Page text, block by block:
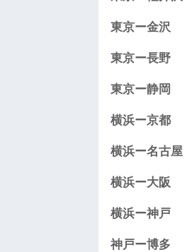
東京ー金沢
東京ー長野
東京ー静岡
横浜ー京都
横浜ー名古屋
横浜ー大阪
横浜ー神戸
神戸ー博多